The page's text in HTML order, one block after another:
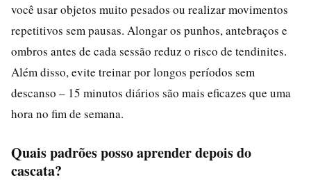
você usar objetos muito pesados ou realizar movimentos
repetitivos sem pausas. Alongar os punhos, antebraços e
ombros antes de cada sessão reduz o risco de tendinites.
Além disso, evite treinar por longos períodos sem
descanso – 15 minutos diários são mais eficazes que uma
hora no fim de semana.
Quais padrões posso aprender depois do
cascata?